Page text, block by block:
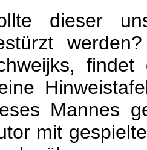
dieser
Mannes
mit